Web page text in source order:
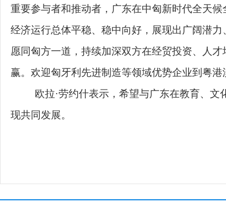
重要参与者和推动者，广东在中匈新时代全天
经济运行总体平稳、稳中向好，展现出广阔潜
愿同匈方一道，持续加深双方在经贸投资、人
赢。欢迎匈牙利先进制造等领域优势企业到粤
欧拉·劳约什表示，希望与广东在教育、文
现共同发展。